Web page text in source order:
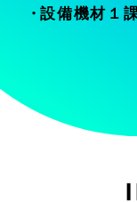
設備機材１